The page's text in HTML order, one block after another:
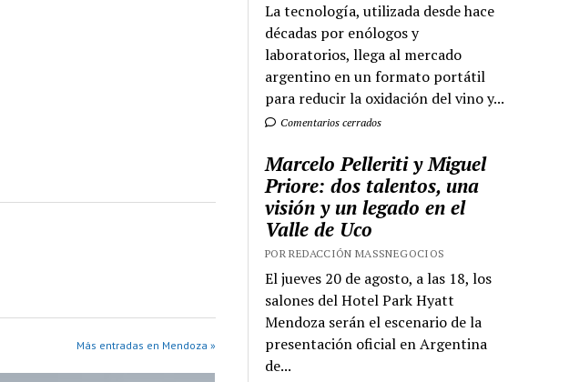
Más entradas en Mendoza »
La tecnología, utilizada desde hace
décadas por enólogos y
laboratorios, llega al mercado
argentino en un formato portátil
para reducir la oxidación del vino y...
Comentarios cerrados
Marcelo Pelleriti y Miguel
Priore: dos talentos, una
visión y un legado en el
Valle de Uco
POR REDACCIÓN MASSNEGOCIOS
El jueves 20 de agosto, a las 18, los
salones del Hotel Park Hyatt
Mendoza serán el escenario de la
presentación oficial en Argentina
de...